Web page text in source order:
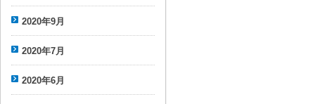
2020年9月
2020年7月
2020年6月